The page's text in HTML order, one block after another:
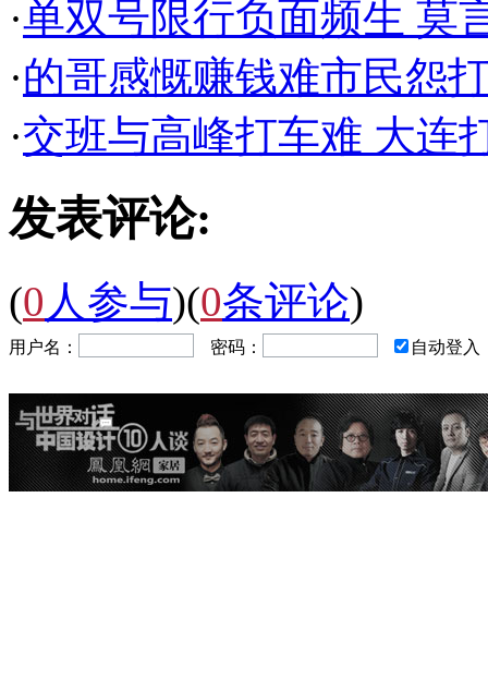
·单双号限行负面频生
·的哥感慨赚钱难市民怨
·交班与高峰打车难 大连
发表评论:
(0 人参与)(0条评论)
用户名： 密码： 自动登入